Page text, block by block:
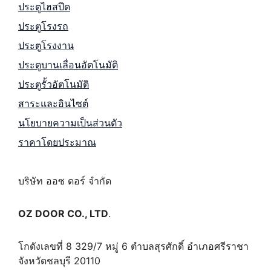
ประตูไฮสปีด
ประตูโรงรถ
ประตูโรงงาน
ประตูบานเลื่อนอัตโนมัติ
ประตูรั้วอัตโนมัติ
สาระและอินไซต์
นโยบายความเป็นส่วนตัว
ราคาโดยประมาณ
บริษัท ออซ ดอร์ จำกัด
OZ DOOR CO., LTD.
โกดังเลขที่ 8 329/7 หมู่ 6 ตำบลสุรศักดิ์ อำเภอศรีราชา
จังหวัดชลบุรี 20110